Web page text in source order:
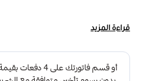
ثريا بوهيمي علاقي مودرن من
الوصف :
قراءة المزيد